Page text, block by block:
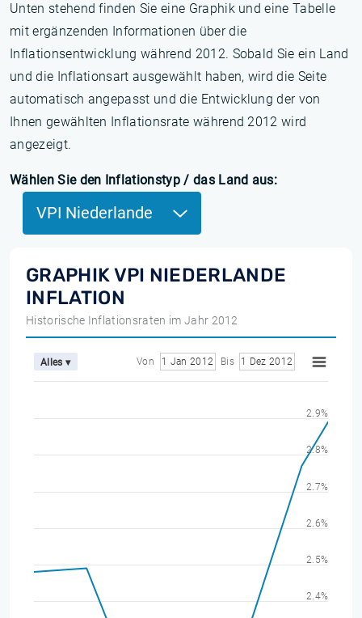
Unten stehend finden Sie eine Graphik und eine Tabelle
mit ergänzenden Informationen über die
Inflationsentwicklung während 2012. Sobald Sie ein Land
und die Inflationsart ausgewählt haben, wird die Seite
automatisch angepasst und die Entwicklung der von
Ihnen gewählten Inflationsrate während 2012 wird
angezeigt.
Wählen Sie den Inflationstyp / das Land aus:
VPI Niederlande
GRAPHIK VPI NIEDERLANDE
INFLATION
Historische Inflationsraten im Jahr 2012
Alles ▾ Von 1 Jan 2012 Bis 1 Dez 2012
2.4%
2.5%
2.6%
2.7%
2.8%
2.9%